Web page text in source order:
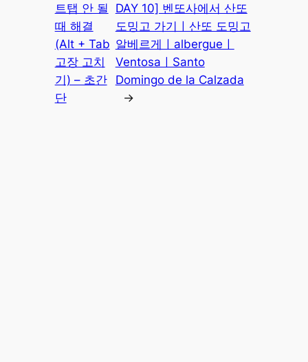
트탭 안 될
때 해결
(Alt + Tab
고장 고치
기) – 초간
단
DAY 10] 벤또사에서 산또
도밍고 가기ㅣ산또 도밍고
알베르게ㅣalbergueㅣ
VentosaㅣSanto
Domingo de la Calzada
→